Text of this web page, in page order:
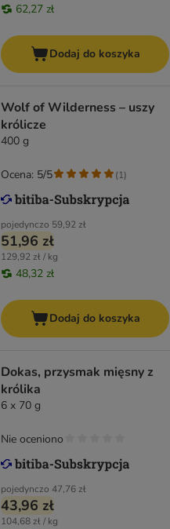
62,27 zł
Dodaj do koszyka
Wolf of Wilderness – uszy
królicze
400 g
pojedynczo 59,92 zł
51,96 zł
129,92 zł / kg
48,32 zł
Ocena: 5/5 (1)
Dodaj do koszyka
Dokas, przysmak mięsny z
królika
6 x 70 g
pojedynczo 47,76 zł
43,96 zł
104,68 zł / kg
Nie oceniono